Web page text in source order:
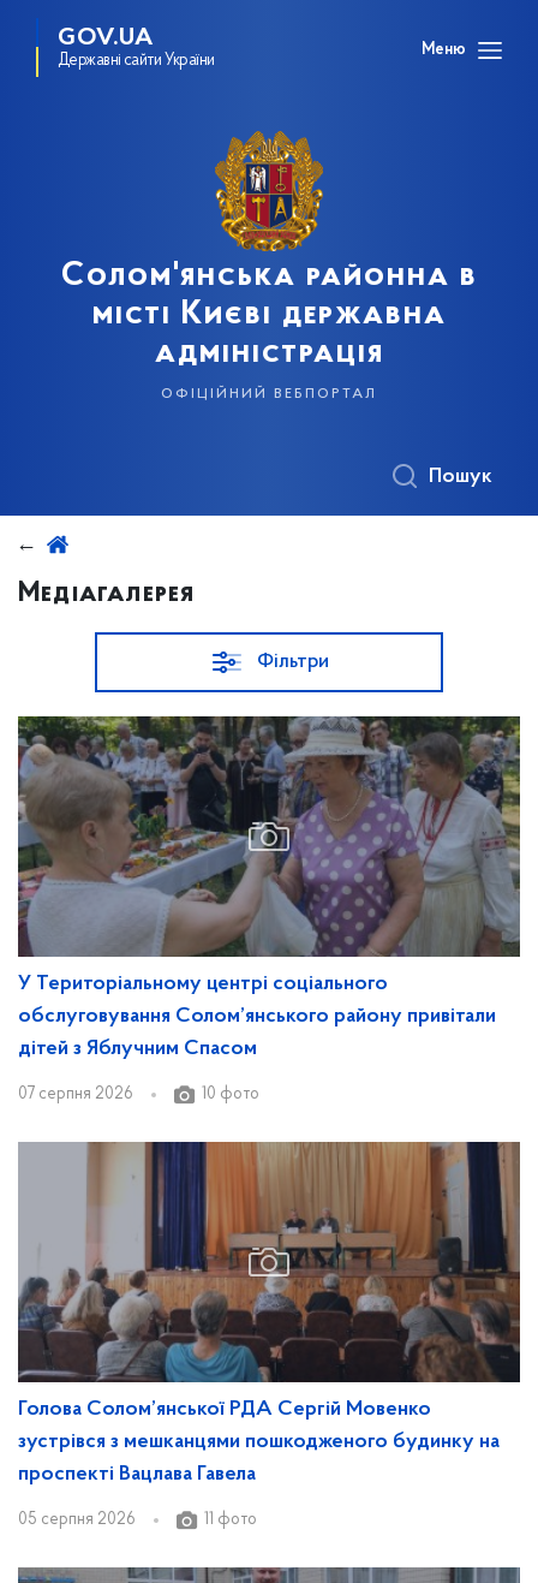
GOV.UA
Державні сайти України
Меню
Солом'янська районна в
місті Києві державна
адміністрація
офіційний вебпортал
Пошук
Медіагалерея
Фільтри
У Територіальному центрі соціального
обслуговування Солом’янського району привітали
дітей з Яблучним Спасом
07 серпня 2026 10 фото
Голова Солом’янської РДА Сергій Мовенко
зустрівся з мешканцями пошкодженого будинку на
проспекті Вацлава Гавела
05 серпня 2026 11 фото